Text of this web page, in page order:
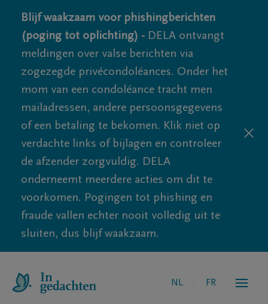
Blijf waakzaam voor phishingberichten
(poging tot oplichting) - DELA ontvangt
meldingen over valse berichten via
zogezegde privécondoléances. Onder het
mom van een condoléance tracht men
mailadressen, andere persoonsgegevens
of een betaling te bekomen. Klik niet op
verdachte links of bijlagen en controleer
de afzender zorgvuldig. DELA
onderneemt meerdere acties om dit te
voorkomen. Pogingen tot phishing en
fraude vallen echter nooit volledig uit te
sluiten, dus blijf waakzaam.
NL FR